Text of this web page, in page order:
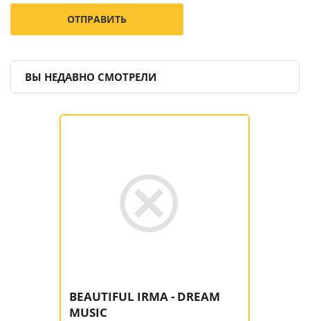
ВЫ НЕДАВНО СМОТРЕЛИ
BEAUTIFUL IRMA - DREAM
MUSIC